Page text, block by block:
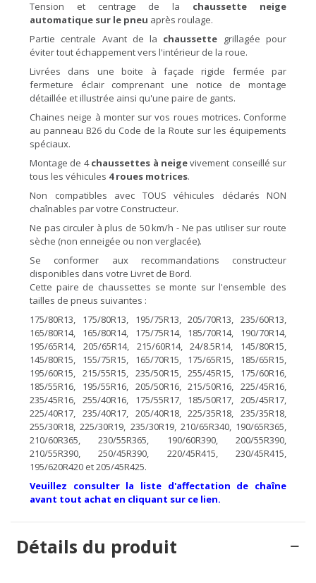
Tension et centrage de la chaussette neige
automatique sur le pneu après roulage.
Partie centrale Avant de la chaussette grillagée pour
éviter tout échappement vers l'intérieur de la roue.
Livrées dans une boite à façade rigide fermée par
fermeture éclair comprenant une notice de montage
détaillée et illustrée ainsi qu'une paire de gants.
Chaines neige à monter sur vos roues motrices. Conforme
au panneau B26 du Code de la Route sur les équipements
spéciaux.
Montage de 4chaussettes à neigevivement conseillé sur
tous les véhicules 4 roues motrices.
Non compatibles avec TOUS véhicules déclarés NON
chaînables par votre Constructeur.
Ne pas circuler à plus de 50 km/h - Ne pas utiliser sur route
sèche (non enneigée ou non verglacée).
Se conformer aux recommandations constructeur
disponibles dans votre Livret de Bord.
Cette paire de chaussettes se monte sur l'ensemble des
tailles de pneus suivantes :
175/80R13, 175/80R13, 195/75R13, 205/70R13, 235/60R13,
165/80R14, 165/80R14, 175/75R14, 185/70R14, 190/70R14,
195/65R14, 205/65R14, 215/60R14, 24/8.5R14, 145/80R15,
145/80R15, 155/75R15, 165/70R15, 175/65R15, 185/65R15,
195/60R15, 215/55R15, 235/50R15, 255/45R15, 175/60R16,
185/55R16, 195/55R16, 205/50R16, 215/50R16, 225/45R16,
235/45R16, 255/40R16, 175/55R17, 185/50R17, 205/45R17,
225/40R17, 235/40R17, 205/40R18, 225/35R18, 235/35R18,
255/30R18, 225/30R19, 235/30R19, 210/65R340, 190/65R365,
210/60R365, 230/55R365, 190/60R390, 200/55R390,
210/55R390, 250/45R390, 220/45R415, 230/45R415,
195/620R420 et 205/45R425.
Veuillez consulter la liste d'affectation de chaîne
avant tout achat en cliquant sur ce lien.
Détails du produit